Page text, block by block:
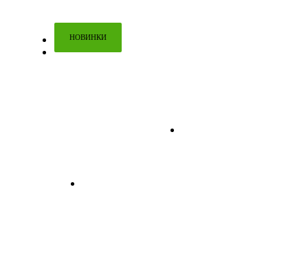
НОВИНКИ